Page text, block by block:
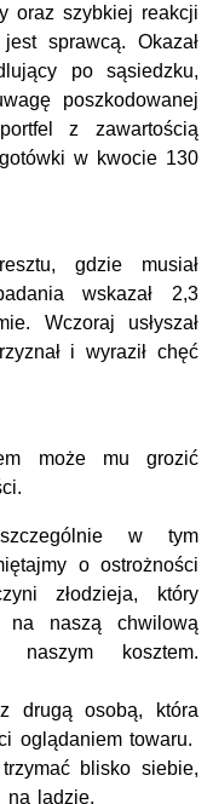
oraz szybkiej reakcji
sprawcą. Okazał
po sąsiedzku,
poszkodowanej
z zawartością
w kwocie 130
gdzie musiał
wskazał 2,3
Wczoraj usłyszał
i wyraził chęć
może mu grozić
w tym
o ostrożności
złodzieja, który
na naszą chwilową
kosztem.
drugą osobą, która
oglądaniem towaru.
blisko siebie,
na ladzie.